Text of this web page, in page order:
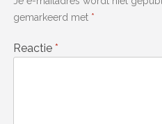
gemarkeerd met *
Reactie *